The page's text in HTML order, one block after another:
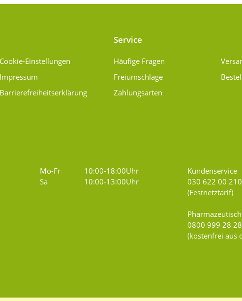
Cookie-Einstellungen
Impressum
Barrierefreiheitserklärung
Service
Häufige Fragen
Freiumschläge
Zahlungsarten
Mo-Fr
10:00-18:00Uhr
Sa
10:00-13:00Uhr
Kundenservice
030 622 00 210
(Festnetztarif)
0800 999 28 28
(kostenfrei aus